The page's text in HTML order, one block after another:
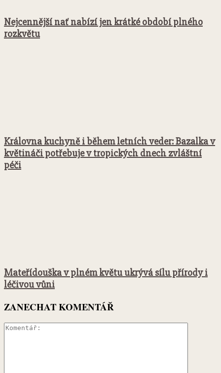
Nejcennější nať nabízí jen krátké období plného
rozkvětu
Královna kuchyně i během letních veder: Bazalka v
květináči potřebuje v tropických dnech zvláštní
péči
Mateřídouška v plném květu ukrývá sílu přírody i
léčivou vůni
ZANECHAT KOMENTÁŘ